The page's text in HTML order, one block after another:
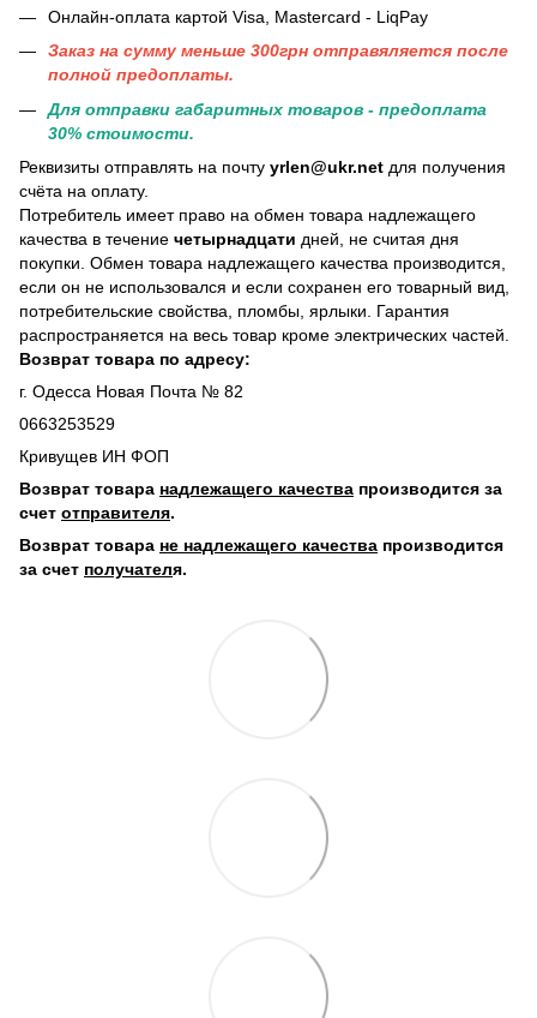
Онлайн-оплата картой Visa, Mastercard - LiqPay
Заказ на сумму меньше 300грн отправяляется после
полной предоплаты.
Для отправки габаритных товаров - предоплата
30% стоимости.
Реквизиты отправлять на почту yrlen@ukr.net для получения
счёта на оплату.
Потребитель имеет право на обмен товара надлежащего
качества в течение четырнадцати дней, не считая дня
покупки. Обмен товара надлежащего качества производится,
если он не использовался и если сохранен его товарный вид,
потребительские свойства, пломбы, ярлыки. Гарантия
распространяется на весь товар кроме электрических частей.
Возврат товара по адресу:
г. Одесса Новая Почта № 82
0663253529
Кривущев ИН ФОП
Возврат товара надлежащего качества производится за
счет отправителя.
Возврат товара не надлежащего качества производится
за счет получателя.